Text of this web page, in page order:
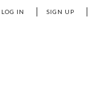
LOG IN SIGN UP